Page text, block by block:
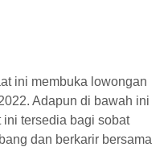
ini membuka lowongan
Adapun di bawah ini
tersedia bagi sobat
dan berkarir bersama